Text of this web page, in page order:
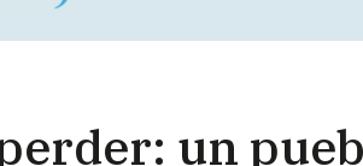
un